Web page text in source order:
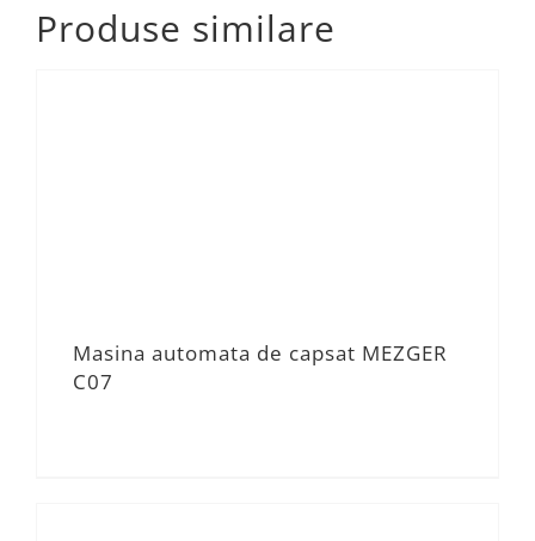
Produse similare
Masina automata de capsat MEZGER
C07